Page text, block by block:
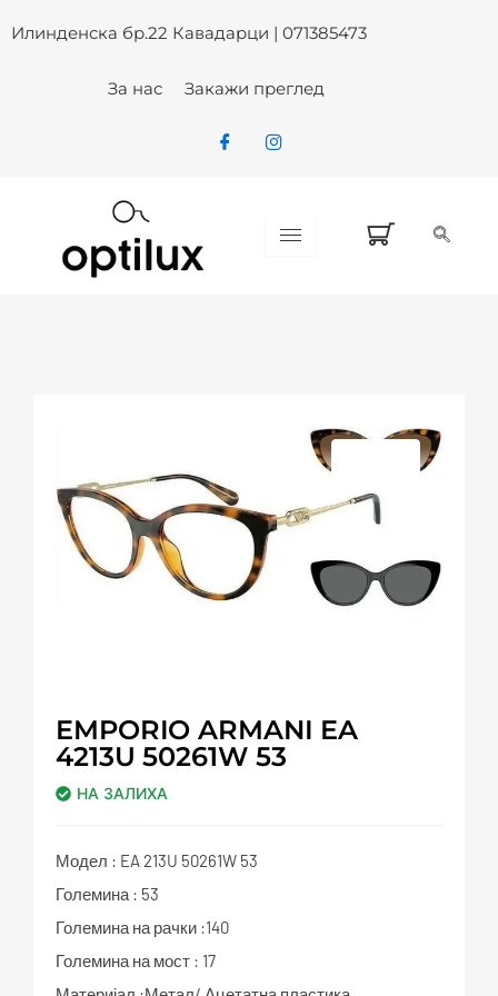
toИлинденска бр.22 Кавадарци | 071385473
За нас Закажи преглед
EMPORIO ARMANI EA
4213U 50261W 53
НА ЗАЛИХА
Модел : EA 213U 50261W 53
Големина : 53
Големина на рачки :140
Големина на мост : 17